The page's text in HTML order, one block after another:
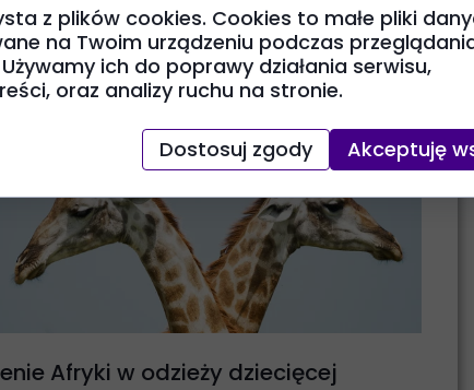
Afryki w odzieży dziecięcej
z plików cookies. Cookies to małe pliki
na Twoim urządzeniu podczas
ich do poprawy działania serwisu,
oraz analizy ruchu na stronie.
Dostosuj zgody Akceptuję